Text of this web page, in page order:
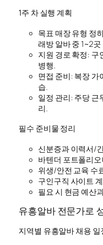
1주 차 실행 계획
목표 매장 유형 정
래방 알바 중 1~2곳
지원 경로 확정: 구
병행.
면접 준비: 복장 가
습.
일정 관리: 주당 근
리.
필수 준비물 정리
신분증과 이력서/
바텐더 포트폴리
위생/안전 교육 수
구인구직 사이트
필요 시 현금 예산
유흥알바 전문가로
지역별 유흥알바 채용 일